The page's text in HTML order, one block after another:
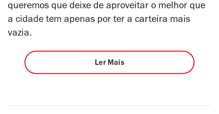
queremos que deixe de aproveitar o melhor que
a cidade tem apenas por ter a carteira mais
vazia.
Ler Mais